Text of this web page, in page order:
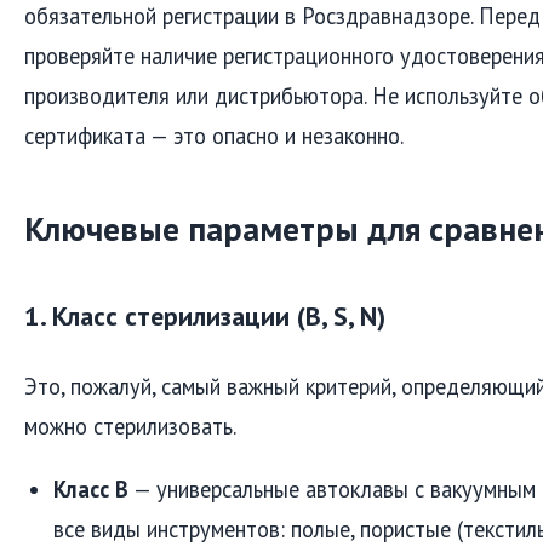
обязательной регистрации в Росздравнадзоре.
проверяйте наличие регистрационного
производителя или дистрибьютора. Не используйте
сертификата — это опасно и незаконно.
Ключевые параметры для
1. Класс стерилизации (B, S, N)
Это, пожалуй, самый важный критерий,
можно стерилизовать.
Класс B — универсальные автоклавы с вакуумным
все виды инструментов: полые, пористые